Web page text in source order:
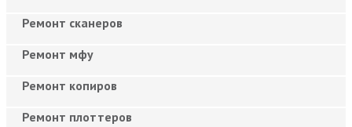
Ремонт сканеров
Ремонт мфу
Ремонт копиров
Ремонт плоттеров